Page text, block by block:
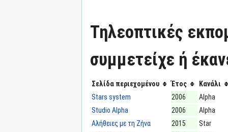
Τηλεοπτικές
συμμετείχε ή
Σελίδα περιεχομένου Έτος
Κανάλι
Stars system
2006
Alpha
Studio Alpha
2006
Alpha
Αλήθειες με τη Ζήνα
2015
Star